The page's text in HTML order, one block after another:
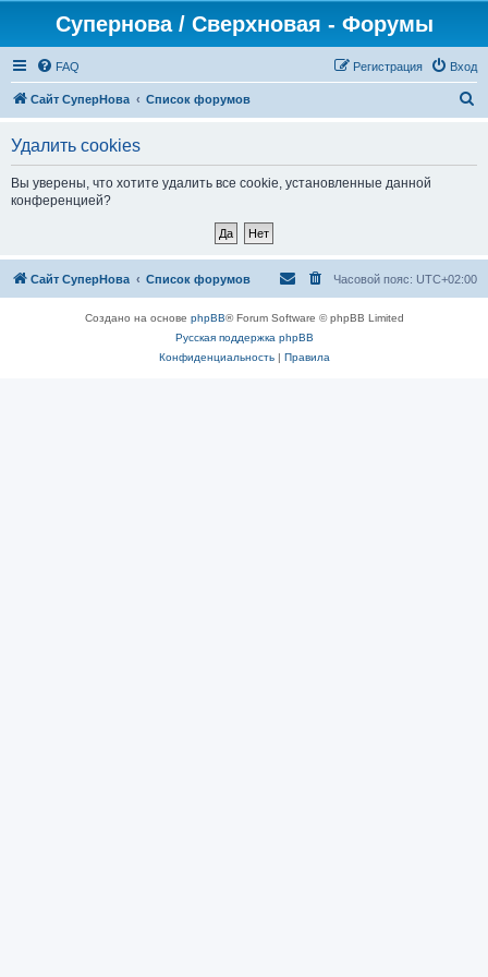
Супернова / Сверхновая - Форумы
FAQ Вход
Регистрация
Сайт СуперНова Список форумов
Удалить cookies
Вы уверены, что хотите удалить все cookie, установленные данной
конференцией?
Сайт СуперНова Список форумов Часовой пояс: UTC+02:00
Создано на основе phpBB® Forum Software © phpBB Limited
Русская поддержка phpBB
Конфиденциальность| Правила